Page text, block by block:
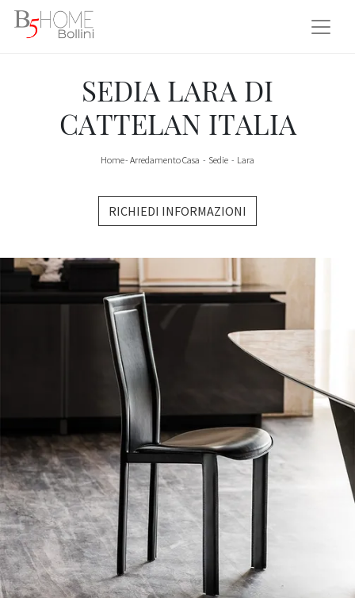
SEDIA LARA DI
CATTELAN ITALIA
Home- Arredamento Casa - Sedie - Lara
RICHIEDI INFORMAZIONI